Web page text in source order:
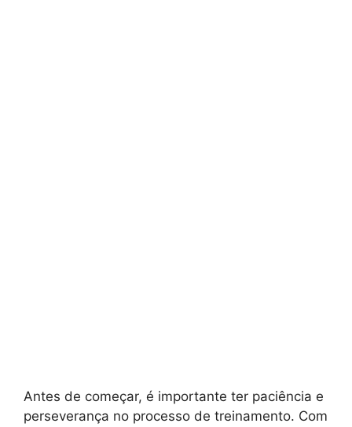
Antes de começar, é importante ter paciência e
perseverança no processo de treinamento. Com